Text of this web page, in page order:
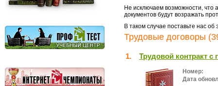
Не исключаем возможности, что
документов будут возражать
В таком случае поставьте нас
Трудовые договоры
1. Трудовой контракт с
Номер:
Дата